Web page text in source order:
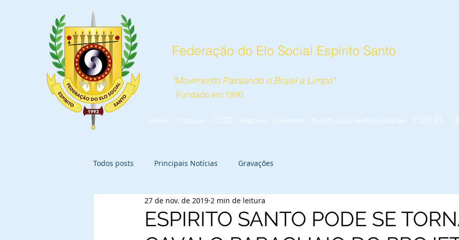
Federação do Elo Social Espírito Santo
"Movimento Passando o Brasil a Limpo"
Fundado em 1990
Home Notícias CESB História Diretoria Notificação de Autoridades CSRP-ES
Todos posts Principais Notícias Gravações
ESPIRITO SANTO PODE SE
27 de nov. de 2019 2 min de leitura